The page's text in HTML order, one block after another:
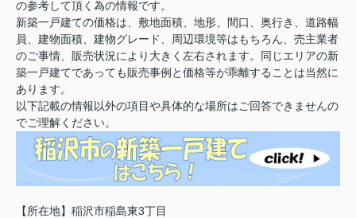
の参考して頂く為の情報です。
新築一戸建ての価格は、敷地面積、地形、間口、奥行き、道路幅
員、建物面積、建物グレード、周辺環境等はもちろん、売主業者
のご事情、販売状況により大きく左右されます。同じエリアの新
築一戸建てであっても販売事例と価格等が乖離することは当然に
あります。
以下記載の情報以外の項目や具体的な場所はご回答できませんの
でご理解ください。
【所在地】稲沢市稲島東3丁目